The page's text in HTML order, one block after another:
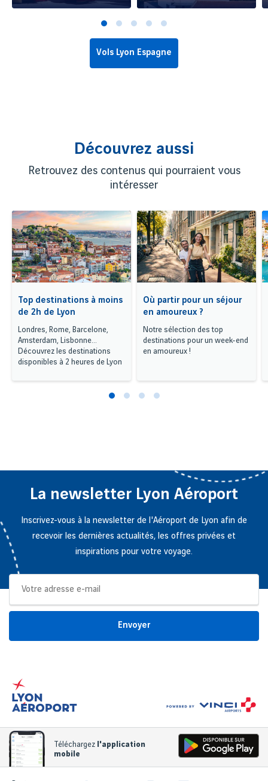
Vols Lyon Espagne
Découvrez aussi
Retrouvez des contenus qui pourraient vous
intéresser
Top destinations à moins
de 2h de Lyon
Londres, Rome, Barcelone,
Amsterdam, Lisbonne...
Découvrez les destinations
disponibles à 2 heures de Lyon
Où partir pour un séjour
en amoureux ?
Notre sélection des top
destinations pour un week-end
en amoureux !
La newsletter Lyon Aéroport
Inscrivez-vous à la newsletter de l'Aéroport de Lyon afin de
recevoir les dernières actualités, les offres privées et
inspirations pour votre voyage.
Envoyer
Téléchargez l'application
mobile